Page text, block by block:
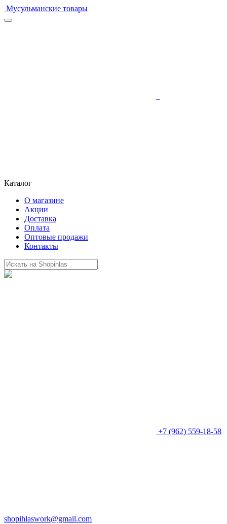
Мусульманские товары
Каталог
О магазине
Акции
Доставка
Оплата
Оптовые продажи
Контакты
+7 (962) 559-18-58
shopihlaswork@gmail.com